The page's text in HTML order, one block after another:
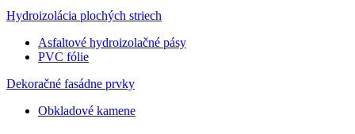
Hydroizolácia plochých striech
Asfaltové hydroizolačné pásy
PVC fólie
Dekoračné fasádne prvky
Obkladové kamene